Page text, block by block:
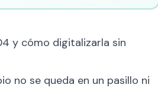
y cómo digitalizarla sin
no se queda en un pasillo ni